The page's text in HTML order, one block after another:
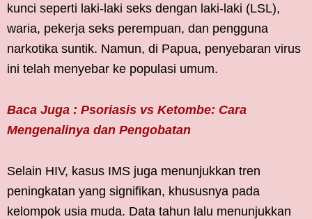
kunci seperti laki-laki seks dengan laki-laki (LSL),
waria, pekerja seks perempuan, dan pengguna
narkotika suntik. Namun, di Papua, penyebaran virus
ini telah menyebar ke populasi umum.
Baca Juga : Psoriasis vs Ketombe: Cara
Mengenalinya dan Pengobatan
Selain HIV, kasus IMS juga menunjukkan tren
peningkatan yang signifikan, khususnya pada
kelompok usia muda. Data tahun lalu menunjukkan